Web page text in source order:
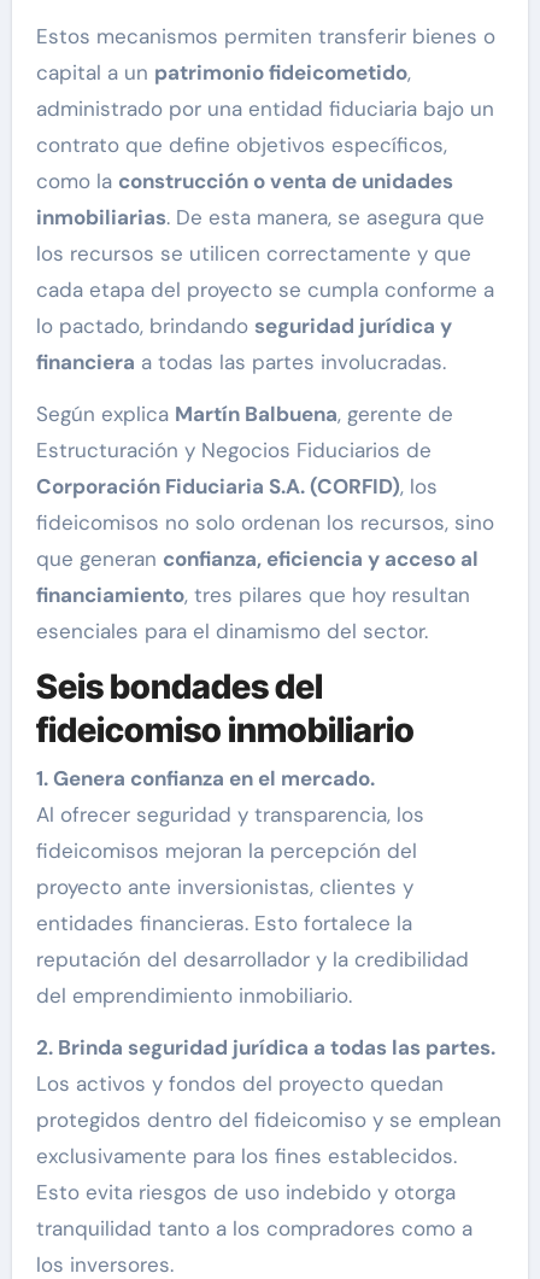
Estos mecanismos permiten transferir bienes o
capital a un patrimonio fideicometido,
administrado por una entidad fiduciaria bajo un
contrato que define objetivos específicos,
como la construcción o venta de unidades
inmobiliarias. De esta manera, se asegura que
los recursos se utilicen correctamente y que
cada etapa del proyecto se cumpla conforme a
lo pactado, brindando seguridad jurídica y
financiera a todas las partes involucradas.
Según explica Martín Balbuena, gerente de
Estructuración y Negocios Fiduciarios de
Corporación Fiduciaria S.A. (CORFID), los
fideicomisos no solo ordenan los recursos, sino
que generan confianza, eficiencia y acceso al
financiamiento, tres pilares que hoy resultan
esenciales para el dinamismo del sector.
Seis bondades del
fideicomiso inmobiliario
1. Genera confianza en el mercado.
Al ofrecer seguridad y transparencia, los
fideicomisos mejoran la percepción del
proyecto ante inversionistas, clientes y
entidades financieras. Esto fortalece la
reputación del desarrollador y la credibilidad
del emprendimiento inmobiliario.
2. Brinda seguridad jurídica a todas las partes.
Los activos y fondos del proyecto quedan
protegidos dentro del fideicomiso y se emplean
exclusivamente para los fines establecidos.
Esto evita riesgos de uso indebido y otorga
tranquilidad tanto a los compradores como a
los inversores.